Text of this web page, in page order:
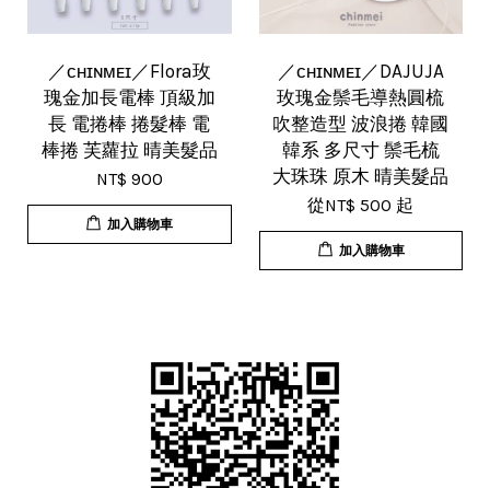
／ᴄʜɪɴᴍᴇɪ／Flora玫
瑰金加長電棒 頂級加
長 電捲棒 捲髮棒 電
棒捲 芙蘿拉 晴美髮品
NT$ 900
加入購物車
／ᴄʜɪɴᴍᴇɪ／DAJUJA
玫瑰金鬃毛導熱圓梳
吹整造型 波浪捲 韓國
韓系 多尺寸 鬃毛梳
大珠珠 原木 晴美髮品
從NT$ 500 起
加入購物車